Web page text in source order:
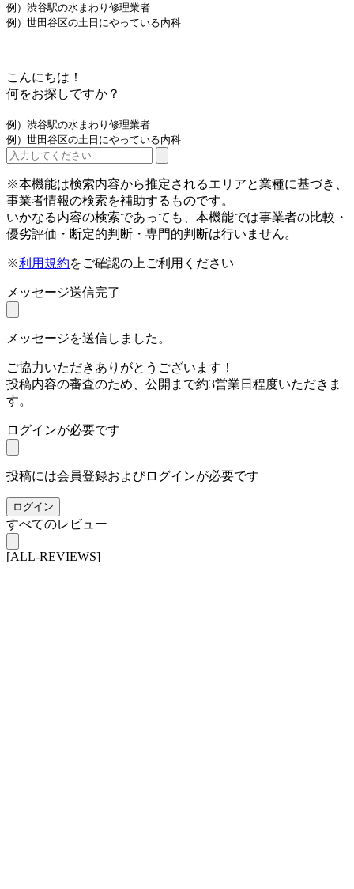
例）渋谷駅の水まわり修理業者
例）世田谷区の土日にやっている内科
こんにちは！
何をお探しですか？
例）渋谷駅の水まわり修理業者
例）世田谷区の土日にやっている内科
※本機能は検索内容から推定されるエリアと業種に基づき、
事業者情報の検索を補助するものです。
いかなる内容の検索であっても、本機能では事業者の比較・
優劣評価・断定的判断・専門的判断は行いません。
※利用規約をご確認の上ご利用ください
メッセージ送信完了
メッセージを送信しました。
ご協力いただきありがとうございます！
投稿内容の審査のため、公開まで約3営業日程度いただきま
す。
ログインが必要です
投稿には会員登録およびログインが必要です
ログイン
すべてのレビュー
[ALL-REVIEWS]